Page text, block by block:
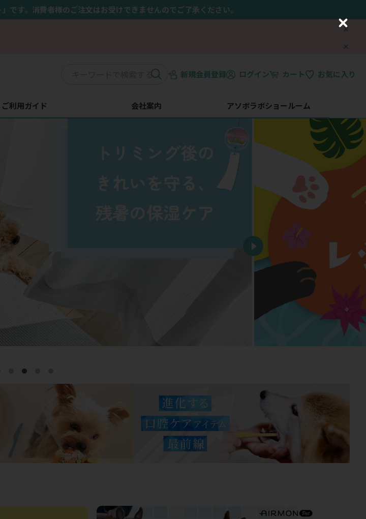
です。消費者様のご注文はお受けできませんのでご了承ください。
新規会員登録 ログイン カート お気に入り
ご利用ガイド 会社案内 アソボラボショールーム
C
o